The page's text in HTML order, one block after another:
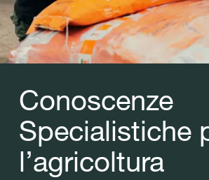
Conoscenze
Specialistiche
l’agricoltura